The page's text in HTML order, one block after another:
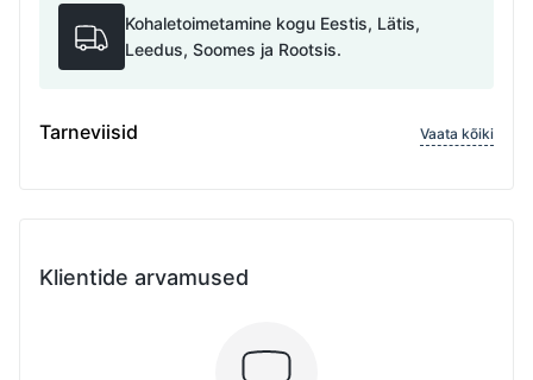
Kohaletoimetamine kogu Eestis, Lätis,
Leedus, Soomes ja Rootsis.
Tarneviisid Vaata kõiki
Klientide arvamused